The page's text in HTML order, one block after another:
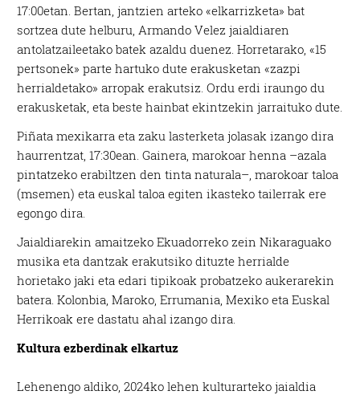
17:00etan. Bertan, jantzien arteko «elkarrizketa» bat
sortzea dute helburu, Armando Velez jaialdiaren
antolatzaileetako batek azaldu duenez. Horretarako, «15
pertsonek» parte hartuko dute erakusketan «zazpi
herrialdetako» arropak erakutsiz. Ordu erdi iraungo du
erakusketak, eta beste hainbat ekintzekin jarraituko dute.
Piñata mexikarra eta zaku lasterketa jolasak izango dira
haurrentzat, 17:30ean. Gainera, marokoar henna –azala
pintatzeko erabiltzen den tinta naturala–, marokoar taloa
(msemen) eta euskal taloa egiten ikasteko tailerrak ere
egongo dira.
Jaialdiarekin amaitzeko Ekuadorreko zein Nikaraguako
musika eta dantzak erakutsiko dituzte herrialde
horietako jaki eta edari tipikoak probatzeko aukerarekin
batera. Kolonbia, Maroko, Errumania, Mexiko eta Euskal
Herrikoak ere dastatu ahal izango dira.
Kultura ezberdinak elkartuz
Lehenengo aldiko, 2024ko lehen kulturarteko jaialdia